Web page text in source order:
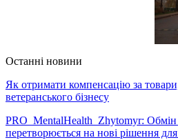
Останні новини
Як отримати компенсацію за
ветеранського бізнесу
PRO_MentalHealth_Zhytomyr: Обмін
перетворюється на нові рішення